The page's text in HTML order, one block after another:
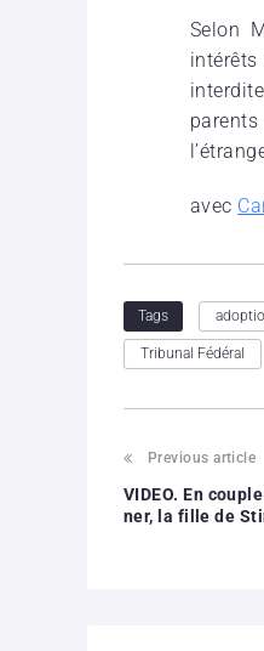
Selon
avec
Tags
Tribunal Fédéral
Previous article
VIDEO. En
ner, la fille de